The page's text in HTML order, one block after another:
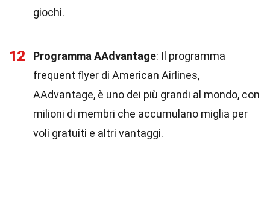
giochi.
12 Programma AAdvantage: Il programma
frequent flyer di American Airlines,
AAdvantage, è uno dei più grandi al mondo, con
milioni di membri che accumulano miglia per
voli gratuiti e altri vantaggi.